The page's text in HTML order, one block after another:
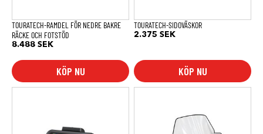
TOURATECH-RAMDEL FÖR NEDRE BAKRE
RÄCKE OCH FOTSTÖD
8.488 SEK
KÖP NU
TOURATECH-SIDOVÄSKOR
2.375 SEK
KÖP NU